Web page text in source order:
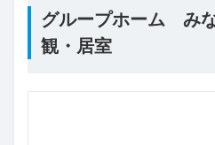
グループホーム み
観・居室